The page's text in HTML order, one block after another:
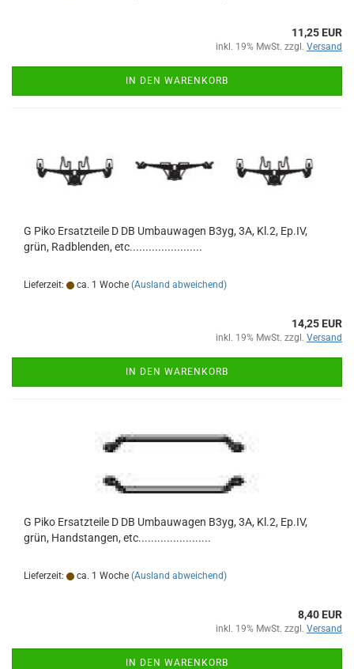
11,25 EUR
inkl. 19% MwSt. zzgl. Versand
IN DEN WARENKORB
G Piko Ersatzteile D DB Umbauwagen B3yg, 3A, Kl.2, Ep.IV,
grün, Radblenden, etc.......................
Lieferzeit: ca. 1 Woche (Ausland abweichend)
14,25 EUR
inkl. 19% MwSt. zzgl. Versand
IN DEN WARENKORB
G Piko Ersatzteile D DB Umbauwagen B3yg, 3A, Kl.2, Ep.IV,
grün, Handstangen, etc.......................
Lieferzeit: ca. 1 Woche (Ausland abweichend)
8,40 EUR
inkl. 19% MwSt. zzgl. Versand
IN DEN WARENKORB